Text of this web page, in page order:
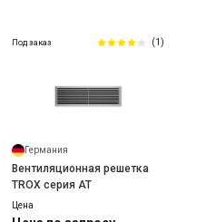
Под заказ (1)
Германия
Вентиляционная решетка
TROX серия AT
Цена